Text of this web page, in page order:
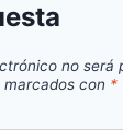
no será
con *